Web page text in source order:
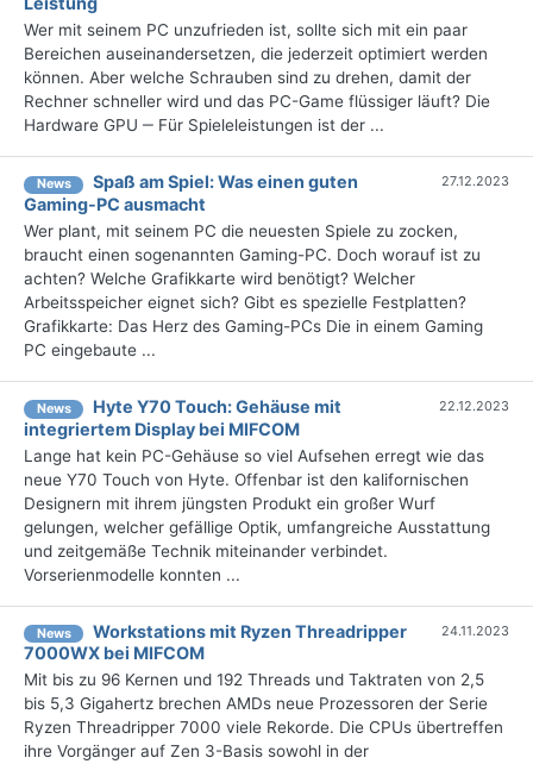
Wer mit seinem PC unzufrieden ist, sollte sich mit ein paar
Bereichen auseinandersetzen, die jederzeit optimiert werden
können. Aber welche Schrauben sind zu drehen, damit der
Rechner schneller wird und das PC-Game flüssiger läuft? Die
Hardware GPU ‒ Für Spieleleistungen ist der ...
News
Spaß am Spiel: Was einen guten
Gaming-PC ausmacht
27.12.2023
Wer plant, mit seinem PC die neuesten Spiele zu zocken,
braucht einen sogenannten Gaming-PC. Doch worauf ist zu
achten? Welche Grafikkarte wird benötigt? Welcher
Arbeitsspeicher eignet sich? Gibt es spezielle Festplatten?
Grafikkarte: Das Herz des Gaming-PCs Die in einem Gaming
PC eingebaute ...
News
Hyte Y70 Touch: Gehäuse mit
integriertem Display bei MIFCOM
22.12.2023
Lange hat kein PC-Gehäuse so viel Aufsehen erregt wie das
neue Y70 Touch von Hyte. Offenbar ist den kalifornischen
Designern mit ihrem jüngsten Produkt ein großer Wurf
gelungen, welcher gefällige Optik, umfangreiche Ausstattung
und zeitgemäße Technik miteinander verbindet.
Vorserienmodelle konnten ...
News
Workstations mit Ryzen Threadripper
7000WX bei MIFCOM
24.11.2023
Mit bis zu 96 Kernen und 192 Threads und Taktraten von 2,5
bis 5,3 Gigahertz brechen AMDs neue Prozessoren der Serie
Ryzen Threadripper 7000 viele Rekorde. Die CPUs übertreffen
ihre Vorgänger auf Zen 3-Basis sowohl in der